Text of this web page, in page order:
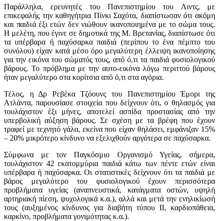
Παράλληλα, ερευνητές του Πανεπιστημίου του Λιντς, με
επικεφαλής την καθηγήτρια Πίνκι Σαχότα, διαπίστωσαν ότι ακόμη
και παιδιά έξι ετών δεν νιώθουν ικανοποιημένα με το σώμα τους.
Η μελέτη, που έγινε σε δημοτικά της Μ. Βρετανίας, διαπίστωσε ότι
τα υπέρβαρα ή παχύσαρκα παιδιά (περίπου το ένα πέμπτο του
συνόλου) είχαν κατά μέσο όρο μεγαλύτερη έλλειψη ικανοποίησης
για την εικόνα του σώματός τους, από ό,τι τα παιδιά φυσιολογικού
βάρους. Το πρόβλημα με την αυτο-εικόνα λόγω περιττού βάρους
ήταν μεγαλύτερο στα κορίτσια από ό,τι στα αγόρια.
Τέλος, η Δρ Ρεβέκα Τζόουνς του Πανεπιστημίου Έμορι της
Ατλάντα, παρουσίασε στοιχεία που δείχνουν ότι, ο θηλασμός για
τουλάχιστον έξι μήνες, αποτελεί ασπίδα προστασίας από την
υπερβολική αύξηση βάρους. Σε σχέση με τα βρέφη που έχουν
τραφεί με τεχνητό γάλα, εκείνα που είχαν θηλάσει, εμφάνιζαν 15%
– 20% μικρότερο κίνδυνο να εξελιχθούν αργότερα σε παχύσαρκα.
Σύμφωνα με τον Παγκόσμιο Οργανισμό Υγείας, σήμερα,
τουλάχιστον 42 εκατομμύρια παιδιά κάτω των πέντε ετών είναι
υπέρβαρα ή παχύσαρκα. Οι στατιστικές δείχνουν ότι τα παιδιά με
βάρος μεγαλύτερο του φυσιολογικού έχουν περισσότερα
προβλήματα υγείας (αναπνευστικά, κατάγματα οστών, υψηλή
αρτηριακή πίεση, ψυχολογικά κ.α.), αλλά και μετά την ενηλικίωσή
τους (αυξημένος κίνδυνος για διαβήτη τύπου ΙΙ, καρδιοπάθεια,
καρκίνο, προβλήματα γονιμότητας κ.α.).